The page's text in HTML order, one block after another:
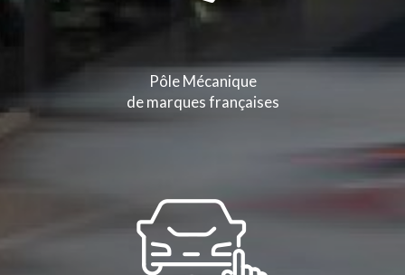
Pôle Mécanique
de marques françaises